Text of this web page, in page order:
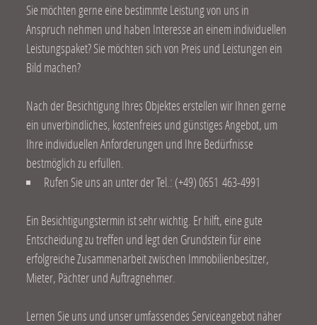
Sie möchten gerne eine bestimmte Leistung von uns in
Anspruch nehmen und haben Interesse an einem individuellen
Leistungspaket? Sie möchten sich von Preis und Leistungen ein
Bild machen?
Nach der Besichtigung Ihres Objektes erstellen wir Ihnen gerne
ein unverbindliches, kostenfreies und günstiges Angebot, um
Ihre individuellen Anforderungen und Ihre Bedürfnisse
bestmöglich zu erfüllen.
Rufen Sie uns an unter der Tel.: (+49)0651 463-4991
Ein Besichtigungstermin ist sehr wichtig. Er hilft, eine gute
Entscheidung zu treffen und legt den Grundstein für eine
erfolgreiche Zusammenarbeit zwischen Immobilienbesitzer,
Mieter, Pächter und Auftragnehmer.
Lernen Sie uns und unser umfassendes Serviceangebot näher